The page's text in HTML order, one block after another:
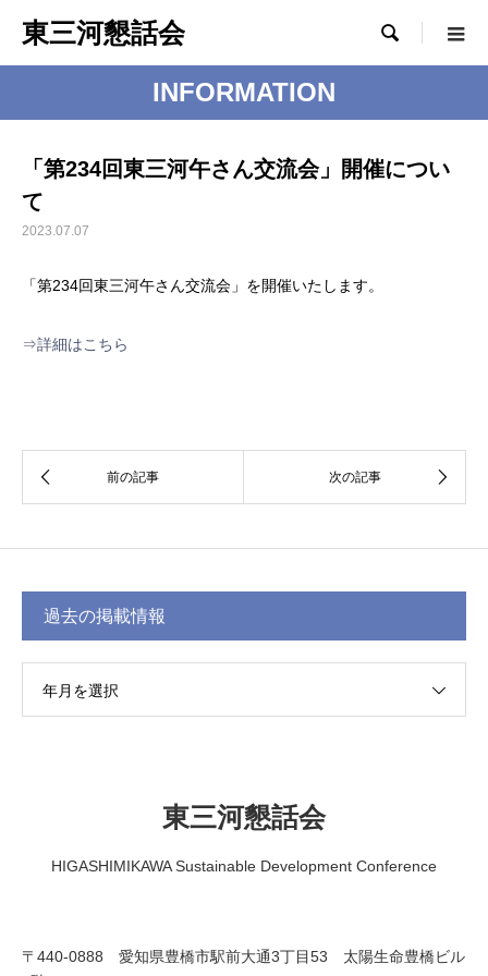
東三河懇話会 
INFORMATION
「第234回東三河午さん交流会」開催につい
て
2023.07.07
「第234回東三河午さん交流会」を開催いたします。
⇒詳細はこちら
過去の掲載情報
年月を選択
東三河懇話会
HIGASHIMIKAWA Sustainable Development Conference
〒440-0888 愛知県豊橋市駅前大通3丁目53 太陽生命豊橋ビル